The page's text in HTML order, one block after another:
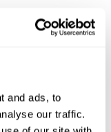
and ads, to
our traffic.
TTM 2020, que
, que se iba a
ha pospuesto a